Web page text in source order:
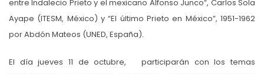
entre Indalecio Prieto y el mexicano Alfonso Junco”, Carlos Sola
Ayape (ITESM, México) y “El último Prieto en México”, 1951-1962
por Abdón Mateos (UNED, España).
El día jueves 11 de octubre, participarán con los temas